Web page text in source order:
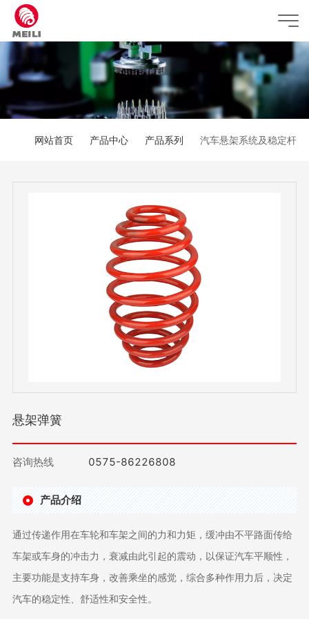
网站首页 产品中心 产品系列 汽车悬架系统及稳定杆
悬架弹簧
咨询热线 0575-86226808
产品介绍
通过传递作用在车轮和车架之间的力和力矩，缓冲由不平路面传给
车架或车身的冲击力，衰减由此引起的震动，以保证汽车平顺性，
主要功能是支持车身，改善乘坐的感觉，综合多种作用力后，决定
汽车的稳定性、舒适性和安全性。